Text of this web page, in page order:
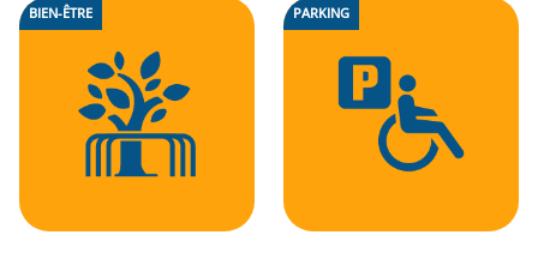
BIEN-ÊTRE PARKING